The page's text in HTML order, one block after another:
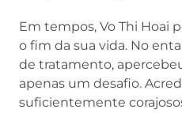
Em tempos, Vo Thi Hoai
o fim da sua vida. No
de tratamento,
apenas um desafio.
suficientemente